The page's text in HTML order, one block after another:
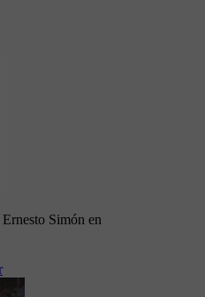
Simón en